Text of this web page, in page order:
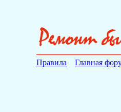
Правила Главная